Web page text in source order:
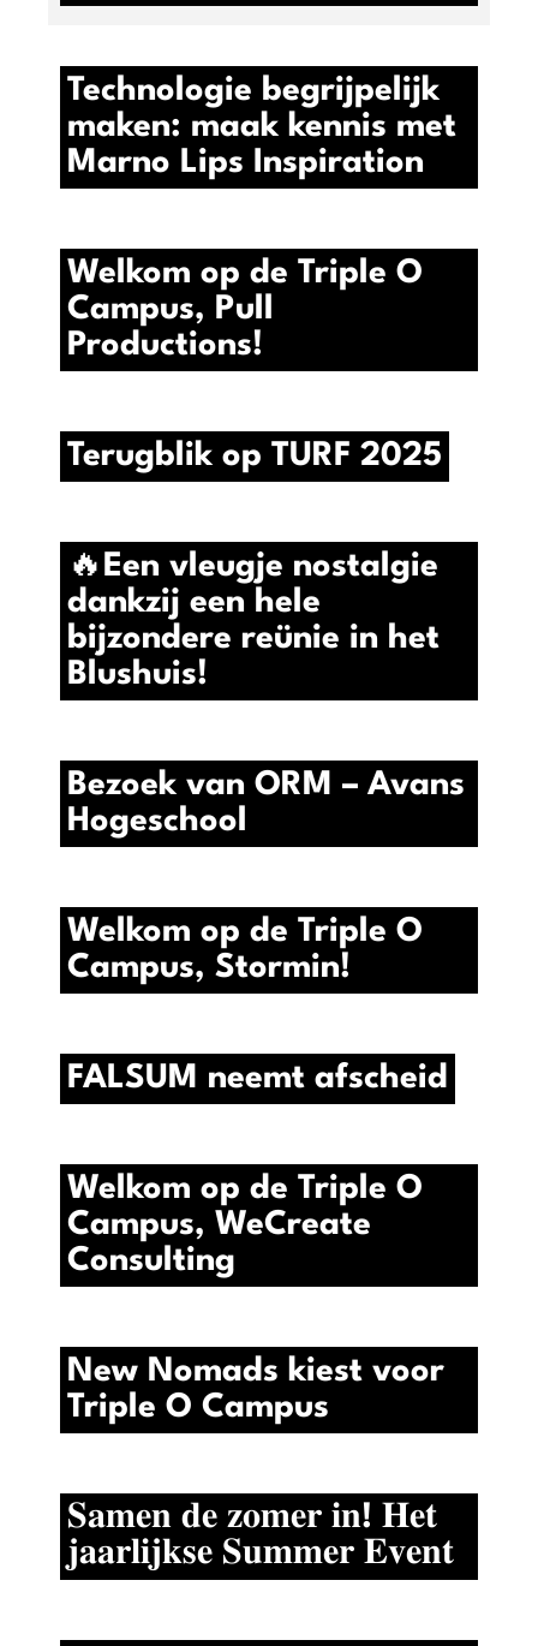
Technologie begrijpelijk
maken: maak kennis met
Marno Lips Inspiration
Welkom op de Triple O
Campus, Pull
Productions!
Terugblik op TURF 2025
🔥Een vleugje nostalgie
dankzij een hele
bijzondere reünie in het
Blushuis!
Bezoek van ORM – Avans
Hogeschool
Welkom op de Triple O
Campus, Stormin!
FALSUM neemt afscheid
Welkom op de Triple O
Campus, WeCreate
Consulting
New Nomads kiest voor
Triple O Campus
𝐒𝐚𝐦𝐞𝐧 𝐝𝐞 𝐳𝐨𝐦𝐞𝐫 𝐢𝐧! 𝐇𝐞𝐭
𝐣𝐚𝐚𝐫𝐥𝐢𝐣𝐤𝐬𝐞 𝐒𝐮𝐦𝐦𝐞𝐫 𝐄𝐯𝐞𝐧𝐭